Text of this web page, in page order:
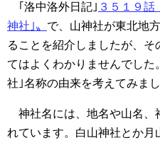
｢洛中洛外日記｣ ３５１９話
神社｣〟 で、山神社が東北地
ることを紹介しましたが、
てはよくわかりませんでした
社｣名称の由来を考えてみまし
神社名には、地名や山名、
れています。白山神社とか月